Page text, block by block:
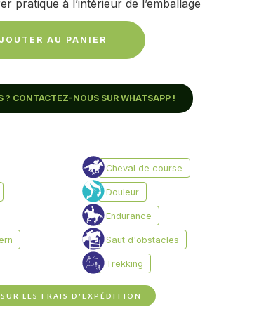
pratique à l’intérieur de l’emballage
AU PANIER
? CONTACTEZ-NOUS SUR WHATSAPP !
LES FRAIS D'EXPÉDITION